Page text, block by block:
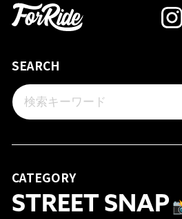
SEARCH
CATEGORY
STREET SNAP